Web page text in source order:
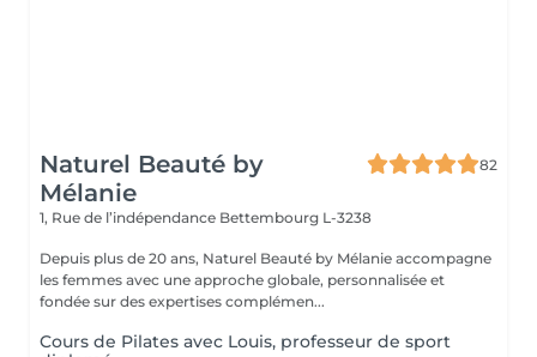
Naturel Beauté by
Mélanie
82
1, Rue de l’indépendance Bettembourg L-3238
Depuis plus de 20 ans, Naturel Beauté by Mélanie accompagne
les femmes avec une approche globale, personnalisée et
fondée sur des expertises complémen...
Cours de Pilates avec Louis, professeur de sport